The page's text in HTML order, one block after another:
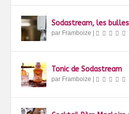
Sodastream, les
par Framboize |
Tonic de Sodastream
par Framboize |